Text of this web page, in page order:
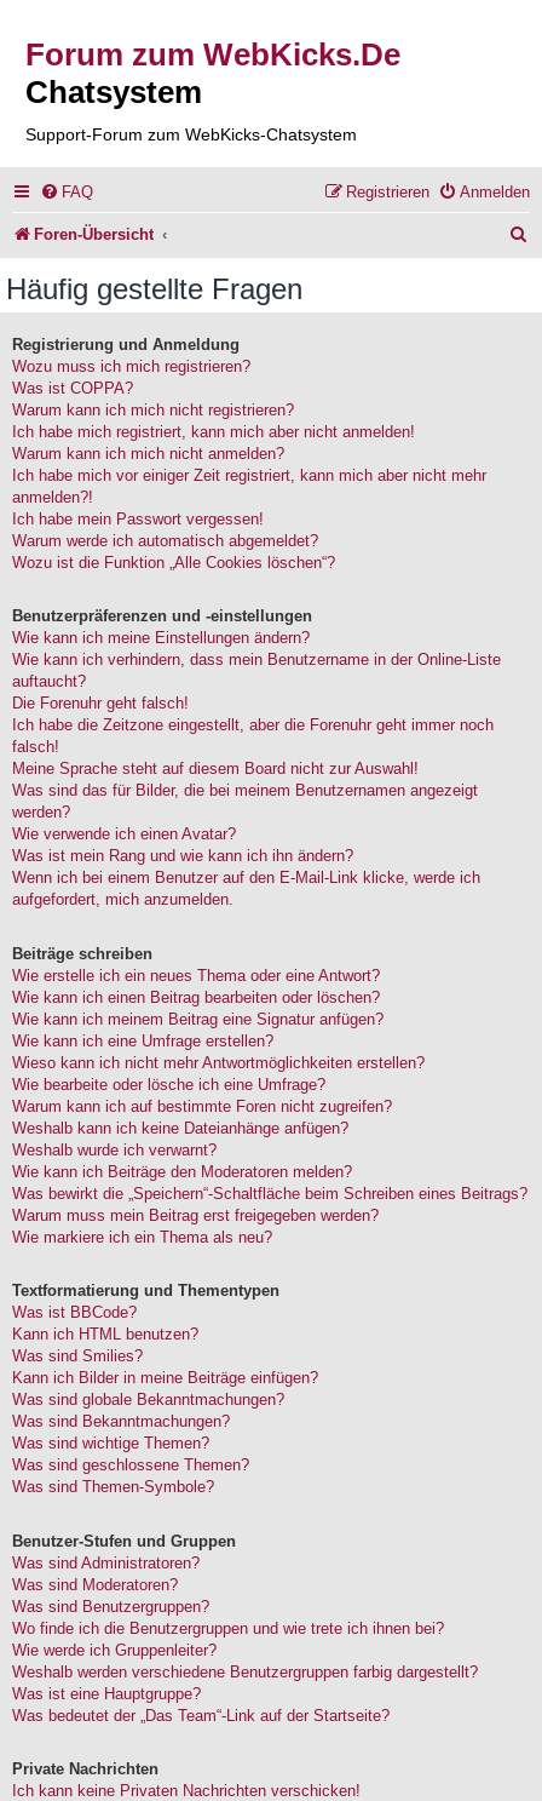
Forum zum WebKicks.De
Chatsystem
Support-Forum zum WebKicks-Chatsystem
FAQ Anmelden
Registrieren
Foren-Übersicht
Häufig gestellte Fragen
Registrierung und Anmeldung
Wozu muss ich mich registrieren?
Was ist COPPA?
Warum kann ich mich nicht registrieren?
Ich habe mich registriert, kann mich aber nicht anmelden!
Warum kann ich mich nicht anmelden?
Ich habe mich vor einiger Zeit registriert, kann mich aber nicht mehr
anmelden?!
Ich habe mein Passwort vergessen!
Warum werde ich automatisch abgemeldet?
Wozu ist die Funktion „Alle Cookies löschen“?
Benutzerpräferenzen und -einstellungen
Wie kann ich meine Einstellungen ändern?
Wie kann ich verhindern, dass mein Benutzername in der Online-Liste
auftaucht?
Die Forenuhr geht falsch!
Ich habe die Zeitzone eingestellt, aber die Forenuhr geht immer noch
falsch!
Meine Sprache steht auf diesem Board nicht zur Auswahl!
Was sind das für Bilder, die bei meinem Benutzernamen angezeigt
werden?
Wie verwende ich einen Avatar?
Was ist mein Rang und wie kann ich ihn ändern?
Wenn ich bei einem Benutzer auf den E-Mail-Link klicke, werde ich
aufgefordert, mich anzumelden.
Beiträge schreiben
Wie erstelle ich ein neues Thema oder eine Antwort?
Wie kann ich einen Beitrag bearbeiten oder löschen?
Wie kann ich meinem Beitrag eine Signatur anfügen?
Wie kann ich eine Umfrage erstellen?
Wieso kann ich nicht mehr Antwortmöglichkeiten erstellen?
Wie bearbeite oder lösche ich eine Umfrage?
Warum kann ich auf bestimmte Foren nicht zugreifen?
Weshalb kann ich keine Dateianhänge anfügen?
Weshalb wurde ich verwarnt?
Wie kann ich Beiträge den Moderatoren melden?
Was bewirkt die „Speichern“-Schaltfläche beim Schreiben eines Beitrags?
Warum muss mein Beitrag erst freigegeben werden?
Wie markiere ich ein Thema als neu?
Textformatierung und Thementypen
Was ist BBCode?
Kann ich HTML benutzen?
Was sind Smilies?
Kann ich Bilder in meine Beiträge einfügen?
Was sind globale Bekanntmachungen?
Was sind Bekanntmachungen?
Was sind wichtige Themen?
Was sind geschlossene Themen?
Was sind Themen-Symbole?
Benutzer-Stufen und Gruppen
Was sind Administratoren?
Was sind Moderatoren?
Was sind Benutzergruppen?
Wo finde ich die Benutzergruppen und wie trete ich ihnen bei?
Wie werde ich Gruppenleiter?
Weshalb werden verschiedene Benutzergruppen farbig dargestellt?
Was ist eine Hauptgruppe?
Was bedeutet der „Das Team“-Link auf der Startseite?
Private Nachrichten
Ich kann keine Privaten Nachrichten verschicken!